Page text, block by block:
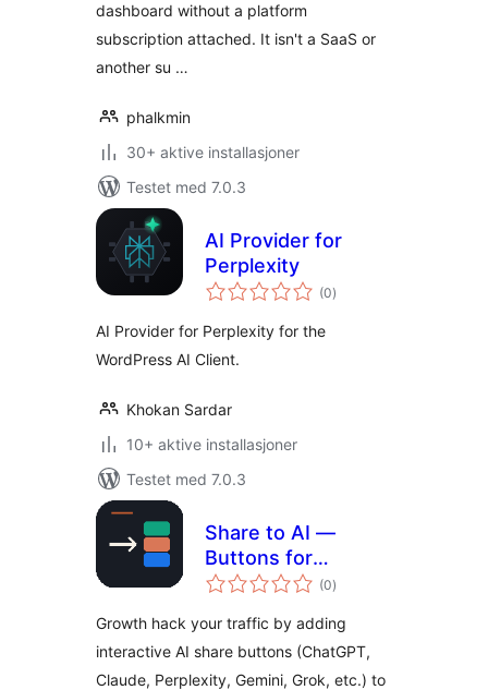
dashboard without a platform
subscription attached. It isn't a SaaS or
another su …
phalkmin
30+ aktive installasjoner
Testet med 7.0.3
AI Provider for
Perplexity
(0totale
vurderinger
)
AI Provider for Perplexity for the
WordPress AI Client.
Khokan Sardar
10+ aktive installasjoner
Testet med 7.0.3
Share to AI —
Buttons for
ChatGPT,
(0totale
vurderinger
)
Growth hack your traffic by adding
interactive AI share buttons (ChatGPT,
Claude, Perplexity, Gemini, Grok, etc.) to